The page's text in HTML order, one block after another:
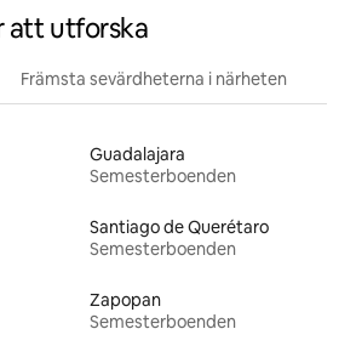
att utforska
Främsta sevärdheterna i närheten
Guadalajara
Semesterboenden
Santiago de Querétaro
Semesterboenden
Zapopan
Semesterboenden